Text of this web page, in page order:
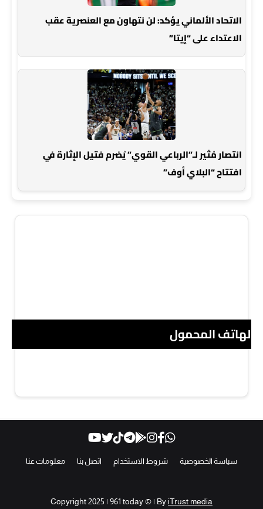
الاتحاد الألماني يؤكد: لن نتهاون مع العنصرية عقب
الاعتداء على “إيتا”
انتصار مُثير لـ”الرباعي القوي” يُضرم فتيل الإثارة في
افتتاح “البلاي أوف”
الهاتف المحمول
سياسة الخصوصية شروط الاستخدام اتصل بنا معلومات عنا
Copyright 2025 | 961 today © | By iTrust media